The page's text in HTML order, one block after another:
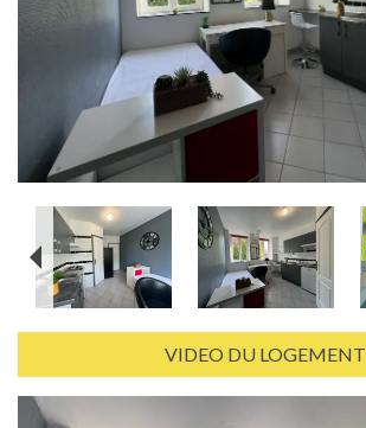
VIDEO DU LOGEMENT